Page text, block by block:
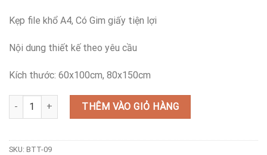
Kẹp file khổ A4, Có Gim giấy tiện lợi
Nội dung thiết kế theo yêu cầu
Kích thước: 60x100cm, 80x150cm
Bảng thông tin cư dân đẹp giá rẻ số lượng
THÊM VÀO GIỎ HÀNG
SKU: BTT-09